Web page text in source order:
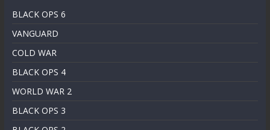
BLACK OPS 6
VANGUARD
COLD WAR
BLACK OPS 4
WORLD WAR 2
BLACK OPS 3